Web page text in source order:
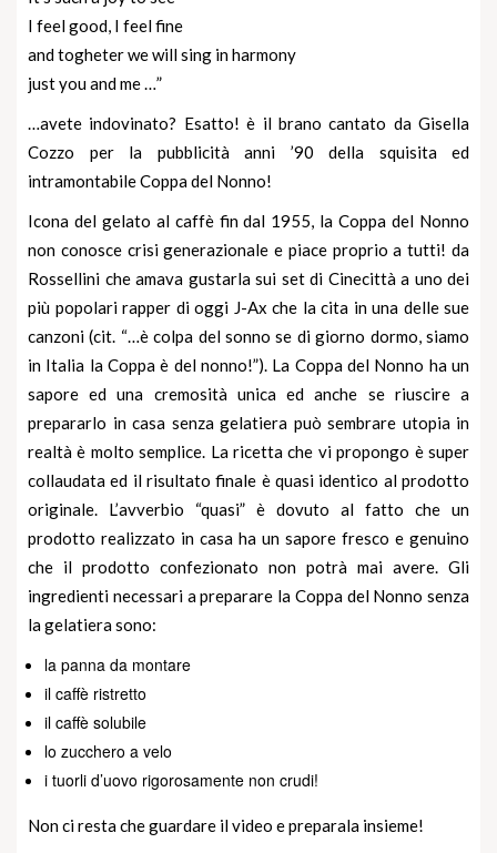
I feel good, I feel fine
and togheter we will sing in harmony
just you and me …”
…avete indovinato? Esatto! è il brano cantato da Gisella
Cozzo per la pubblicità anni ’90 della squisita ed
intramontabile Coppa del Nonno!
Icona del gelato al caffè fin dal 1955, la Coppa del Nonno
non conosce crisi generazionale e piace proprio a tutti! da
Rossellini che amava gustarla sui set di Cinecittà a uno dei
più popolari rapper di oggi J-Ax che la cita in una delle sue
canzoni (cit. “…è colpa del sonno se di giorno dormo, siamo
in Italia la Coppa è del nonno!”). La Coppa del Nonno ha un
sapore ed una cremosità unica ed anche se riuscire a
prepararlo in casa senza gelatiera può sembrare utopia in
realtà è molto semplice. La ricetta che vi propongo è super
collaudata ed il risultato finale è quasi identico al prodotto
originale. L’avverbio “quasi” è dovuto al fatto che un
prodotto realizzato in casa ha un sapore fresco e genuino
che il prodotto confezionato non potrà mai avere. Gli
ingredienti necessari a preparare la Coppa del Nonno senza
la gelatiera sono:
la panna da montare
il caffè ristretto
il caffè solubile
lo zucchero a velo
i tuorli d’uovo rigorosamente non crudi!
Non ci resta che guardare il video e preparala insieme!